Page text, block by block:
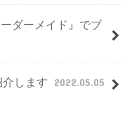
ダーメイド』でブ
します 2022.05.05